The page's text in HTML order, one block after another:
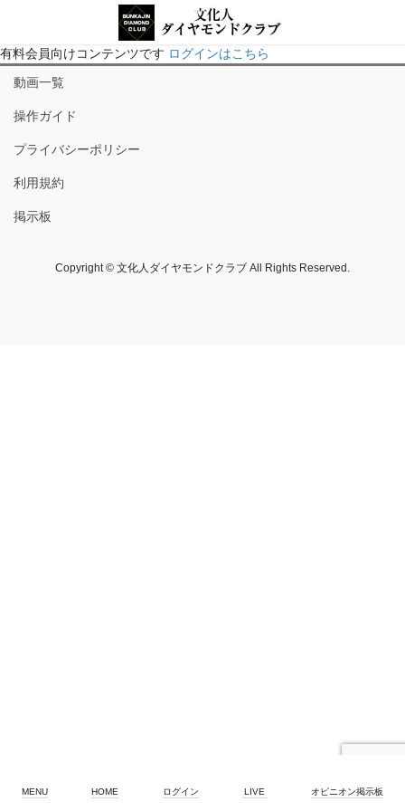
有料会員向けコンテンツです ログインはこちら
動画一覧
操作ガイド
プライバシーポリシー
利用規約
掲示板
Copyright © 文化人ダイヤモンドクラブ All Rights Reserved.
MENU HOME ログイン LIVE オピニオン掲示板